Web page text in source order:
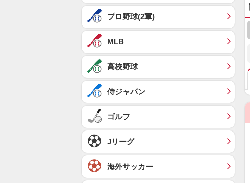
プロ野球(2軍)
MLB
高校野球
侍ジャパン
ゴルフ
Jリーグ
海外サッカー